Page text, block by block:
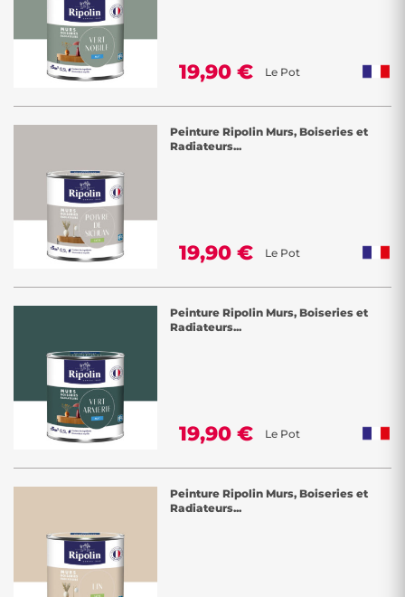
19,90 € Le Pot
Peinture Ripolin Murs, Boiseries et
Radiateurs...
19,90 € Le Pot
Peinture Ripolin Murs, Boiseries et
Radiateurs...
19,90 € Le Pot
Peinture Ripolin Murs, Boiseries et
Radiateurs...